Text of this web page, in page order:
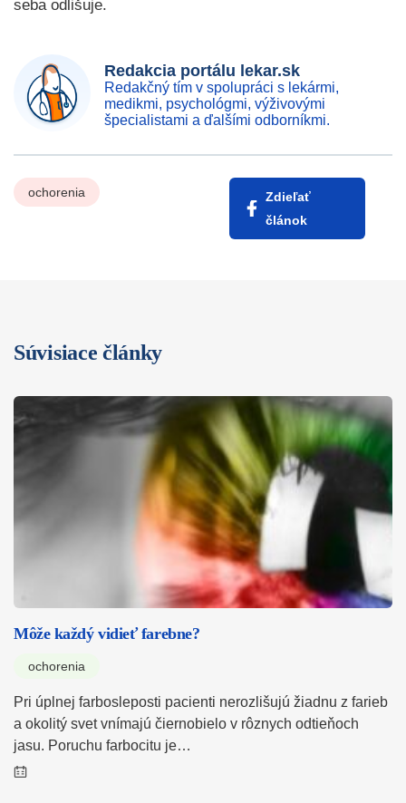
seba odlišuje.
Redakcia portálu lekar.sk
Redakčný tím v spolupráci s lekármi,
medikmi, psychológmi, výživovými
špecialistami a ďalšími odborníkmi.
ochorenia
Zdieľať
článok
Súvisiace články
Môže každý vidieť farebne?
ochorenia
Pri úplnej farbosleposti pacienti nerozlišujú žiadnu z farieb
a okolitý svet vnímajú čiernobielo v rôznych odtieňoch
jasu. Poruchu farbocitu je…